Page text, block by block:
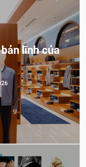
lĩnh của